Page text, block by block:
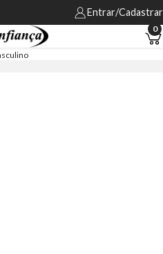
Entrar/Cadastrar
0